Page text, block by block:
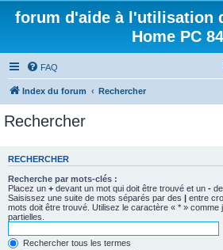
forum d'aide à l'utilisation
Home PC 84
FAQ
Index du forum Rechercher
Rechercher
RECHERCHER
Recherche par mots-clés :
Placez un + devant un mot qui doit être trouvé et un -
Saisissez une suite de mots séparés par des | entre
mots doit être trouvé. Utilisez le caractère « * »
partielles.
Rechercher tous les termes